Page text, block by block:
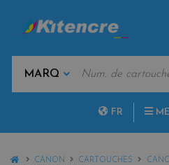
MARQUES
CLÉS
FR
HOMECANON CARTOUCHES